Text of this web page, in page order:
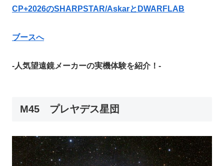
CP+2026のSHARPSTAR/AskarとDWARFLAB
ブースへ
-人気望遠鏡メーカーの実機体験を紹介！-
M45 プレヤデス星団